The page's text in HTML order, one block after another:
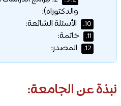
والدكتوراه):
10. الأسئلة الشائعة:
11. خاتمة:
12. المصدر:
نبذة عن الجامعة: